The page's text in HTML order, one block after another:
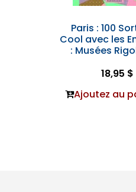
Paris : 100
Cool avec les
: Musées
18,95 $
Ajoutez au